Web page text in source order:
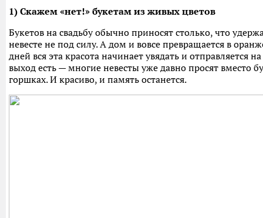
1) Скажем «нет!» букетам из живых цветов
Букетов на свадьбу обычно приносят столько, что
невесте не под силу. А дом и вовсе превращается в
дней вся эта красота начинает увядать и отправляется
выход есть — многие невесты уже давно просят вместо
горшках. И красиво, и память останется.